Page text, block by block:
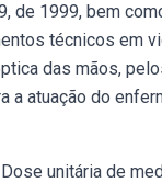
de 1999, bem
técnicos em
das mãos,
atuação do
unitária de